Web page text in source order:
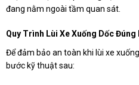
đang nằm ngoài tầm quan sát.
Quy Trình Lùi Xe Xuống Dốc Đúng
Để đảm bảo an toàn khi lùi xe
bước kỹ thuật sau: